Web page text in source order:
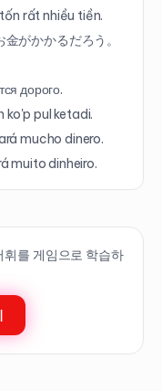
rất nhiều tiền.
がかかるだろう。
дорого.
ko'p pul ketadi.
mucho dinero.
muito dinheiro.
휘를 게임으로 학습하